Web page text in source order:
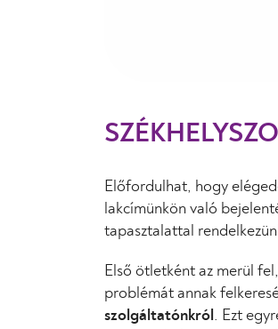
Előfordulhat, hogy
lakcímünkön való
tapasztalattal
Első ötletként az merül
problémát annak
szolgáltatónkról . Ezt